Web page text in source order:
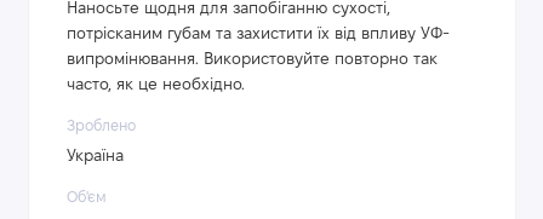
Наносьте щодня для запобіганню сухості,
потрісканим губам та захистити їх від впливу УФ-
випромінювання. Використовуйте повторно так
часто, як це необхідно.
Зроблено
Україна
Об'єм